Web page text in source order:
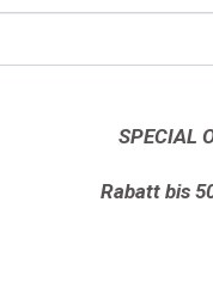
SPECIAL
Rabatt bis